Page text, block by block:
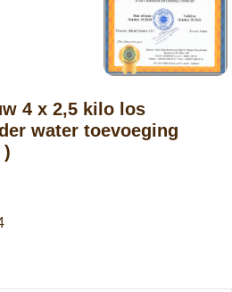
4 x 2,5 kilo los
water toevoeging
)